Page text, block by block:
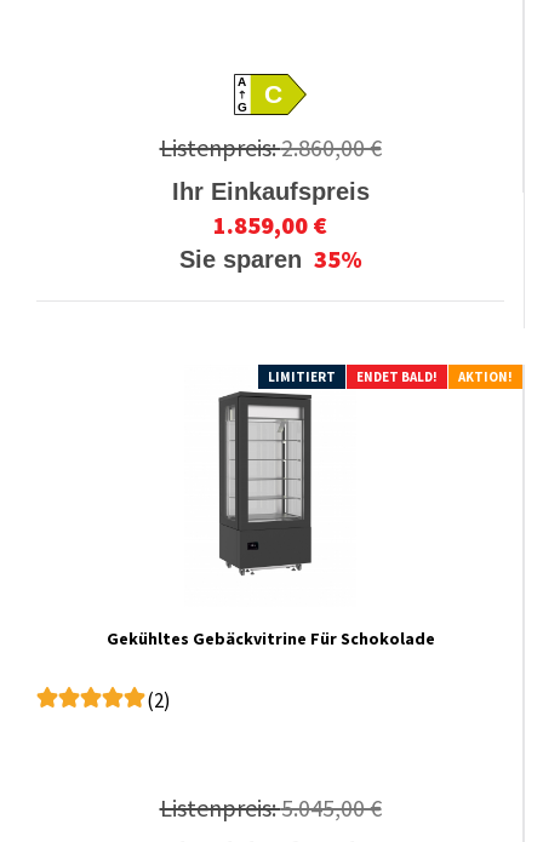
A
GC
Listenpreis:2.860,00 €
Ihr Einkaufspreis
1.859,00 €
Sie sparen 35%
LIMITIERT ENDET BALD! AKTION!
Gekühltes Gebäckvitrine Für Schokolade
(2)
Listenpreis:5.045,00 €